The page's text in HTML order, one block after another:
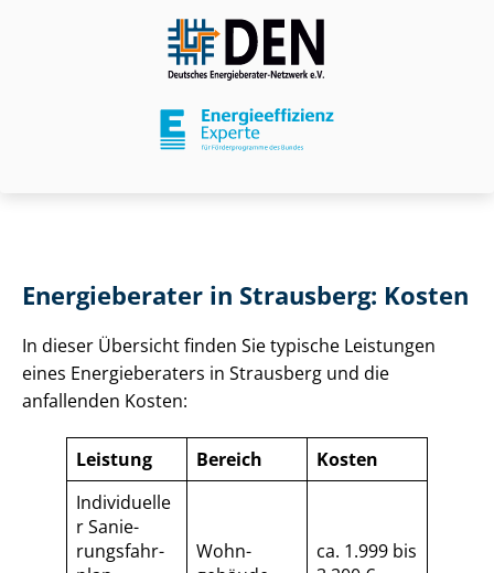
Energieberater in Strausberg: Kosten
In dieser Übersicht finden Sie typische Leistungen
eines Energieberaters in Strausberg und die
anfallenden Kosten:
Leistung Bereich
Kosten
Individuelle
r Sa­nie­
rungs­fahr­
Wohn­
ca. 1.999 bis